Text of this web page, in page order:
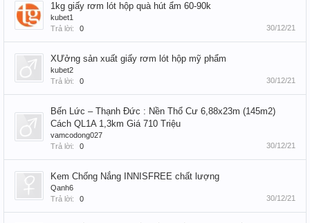
1kg giấy rơm lót hộp quà hút ẩm 60-90k
kubet1
Trả lời:
0 30/12/21
XƯởng sản xuất giấy rơm lót hộp mỹ phẩm
kubet2
Trả lời:
0 30/12/21
Bến Lức – Thạnh Đức : Nền Thổ Cư 6,88x23m (145m2)
Cách QL1A 1,3km Giá 710 Triệu
vamcodong027
Trả lời:
0 30/12/21
Kem Chống Nắng INNISFREE chất lượng
Qanh6
Trả lời:
0 30/12/21